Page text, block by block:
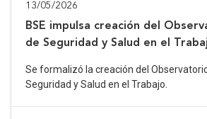
13/05/2026
BSE impulsa creación del
de Seguridad y Salud en el
Se formalizó la creación del
Seguridad y Salud en el Trabajo.